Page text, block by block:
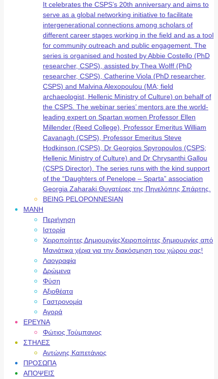
It celebrates the CSPS’s 20th anniversary and aims to
serve as a global networking initiative to facilitate
intergenerational connections among scholars of
different career stages working in the field and as a tool
for community outreach and public engagement. The
series is organised and hosted by Abbie Costello (PhD
researcher, CSPS), assisted by Thea Wolff (PhD
researcher, CSPS), Catherine Viola (PhD researcher,
CSPS) and Malvina Alexopoulou (MA; field
archaeologist, Hellenic Ministry of Culture) on behalf of
the CSPS. The webinar series’ mentors are the world-
leading expert on Spartan women Professor Ellen
Millender (Reed College), Professor Emeritus William
Cavanagh (CSPS), Professor Emeritus Steve
Hodkinson (CSPS), Dr Georgios Spyropoulos (CSPS;
Hellenic Ministry of Culture) and Dr Chrysanthi Gallou
(CSPS Director). The series runs with the kind support
of the “Daughters of Penelope – Sparta” association
Georgia Zaharaki Θυγατέρες της Πηνελόπης Σπάρτης.
BEING PELOPONNESIAN
ΜΑΝΗ
Περιήγηση
Ιστορία
Χειροποίητες ΔημιουργίεςΧειροποίητες δημιουργίες από
Μανιάτικα χέρια για την διακόσμηση του χώρου σας!
Λαογραφία
Δρώμενα
Φύση
Αξιοθέατα
Γαστρονομία
Αγορά
ΕΡΕΥΝΑ
Φώτιος Τούμπανος
ΣΤΗΛΕΣ
Αντώνης Καπετάνιος
ΠΡΟΣΩΠΑ
ΑΠΟΨΕΙΣ